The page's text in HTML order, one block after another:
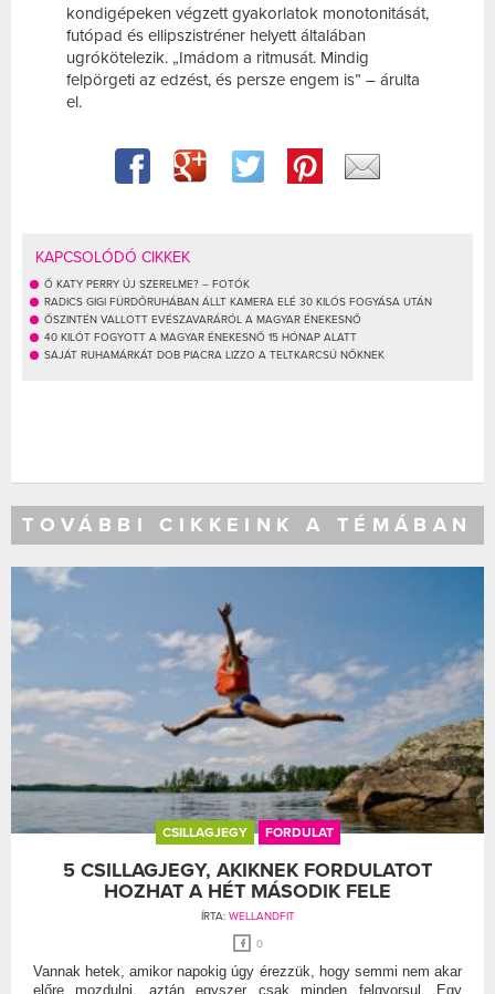
kondigépeken végzett gyakorlatok monotonitását,
futópad és ellipszistréner helyett általában
ugrókötelezik. „Imádom a ritmusát. Mindig
felpörgeti az edzést, és persze engem is” – árulta
el.
KAPCSOLÓDÓ CIKKEK
Ő KATY PERRY ÚJ SZERELME? – FOTÓK
RADICS GIGI FÜRDŐRUHÁBAN ÁLLT KAMERA ELÉ 30 KILÓS FOGYÁSA UTÁN
ŐSZINTÉN VALLOTT EVÉSZAVARÁRÓL A MAGYAR ÉNEKESNŐ
40 KILÓT FOGYOTT A MAGYAR ÉNEKESNŐ 15 HÓNAP ALATT
SAJÁT RUHAMÁRKÁT DOB PIACRA LIZZO A TELTKARCSÚ NŐKNEK
TOVÁBBI CIKKEINK A TÉMÁBAN
CSILLAGJEGY FORDULAT
5 CSILLAGJEGY, AKIKNEK FORDULATOT
HOZHAT A HÉT MÁSODIK FELE
ÍRTA: WELLANDFIT
0
Vannak hetek, amikor napokig úgy érezzük, hogy semmi nem akar
előre mozdulni, aztán egyszer csak minden felgyorsul. Egy